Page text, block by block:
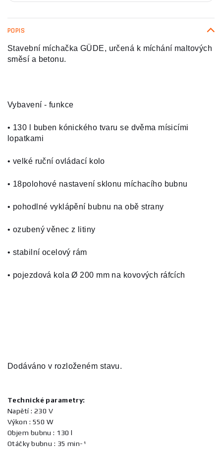
POPIS
Stavební míchačka GÜDE, určená k míchání maltových
směsí a betonu.
Vybavení - funkce
• 130 l buben kónického tvaru se dvěma mísicími
lopatkami
• velké ruční ovládací kolo
• 18polohové nastavení sklonu míchacího bubnu
• pohodlné vyklápění bubnu na obě strany
• ozubený věnec z litiny
• stabilní ocelový rám
• pojezdová kola Ø 200 mm na kovových ráfcích
Dodáváno v rozloženém stavu.
Technické parametry:
Napětí : 230 V
Výkon : 550 W
Objem bubnu : 130 l
Otáčky bubnu : 35 min-¹